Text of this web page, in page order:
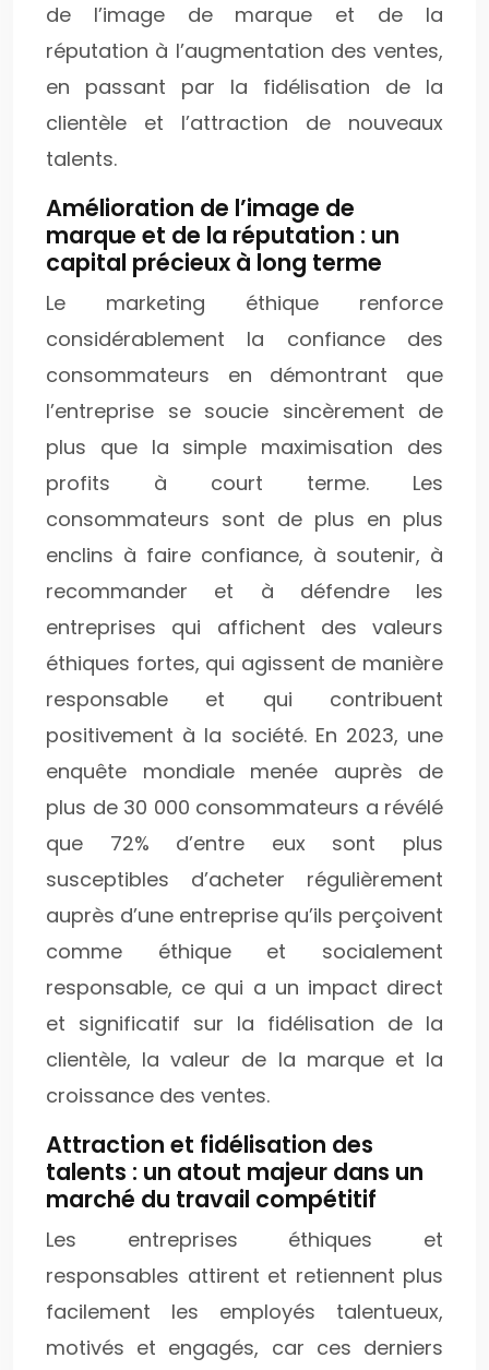
de l’image de marque et de la
réputation à l’augmentation des ventes,
en passant par la fidélisation de la
clientèle et l’attraction de nouveaux
talents.
Amélioration de l’image de
marque et de la réputation : un
capital précieux à long terme
Le marketing éthique renforce
considérablement la confiance des
consommateurs en démontrant que
l’entreprise se soucie sincèrement de
plus que la simple maximisation des
profits à court terme. Les
consommateurs sont de plus en plus
enclins à faire confiance, à soutenir, à
recommander et à défendre les
entreprises qui affichent des valeurs
éthiques fortes, qui agissent de manière
responsable et qui contribuent
positivement à la société. En 2023, une
enquête mondiale menée auprès de
plus de 30 000 consommateurs a révélé
que 72% d’entre eux sont plus
susceptibles d’acheter régulièrement
auprès d’une entreprise qu’ils perçoivent
comme éthique et socialement
responsable, ce qui a un impact direct
et significatif sur la fidélisation de la
clientèle, la valeur de la marque et la
croissance des ventes.
Attraction et fidélisation des
talents : un atout majeur dans un
marché du travail compétitif
Les entreprises éthiques et
responsables attirent et retiennent plus
facilement les employés talentueux,
motivés et engagés, car ces derniers